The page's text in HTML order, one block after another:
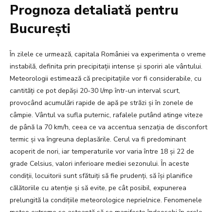
Prognoza detaliată pentru
București
În zilele ce urmează, capitala României va experimenta o vreme
instabilă, definita prin precipitații intense și sporiri ale vântului.
Meteorologii estimează că precipitațiile vor fi considerabile, cu
cantități ce pot depăși 20-30 l/mp într-un interval scurt,
provocând acumulări rapide de apă pe străzi și în zonele de
câmpie. Vântul va sufla puternic, rafalele putând atinge viteze
de până la 70 km/h, ceea ce va accentua senzația de disconfort
termic și va îngreuna deplasările. Cerul va fi predominant
acoperit de nori, iar temperaturile vor varia între 18 și 22 de
grade Celsius, valori inferioare mediei sezonului. În aceste
condiții, locuitorii sunt sfătuiți să fie prudenți, să își planifice
călătoriile cu atenție și să evite, pe cât posibil, expunerea
prelungită la condițiile meteorologice neprielnice. Fenomenele